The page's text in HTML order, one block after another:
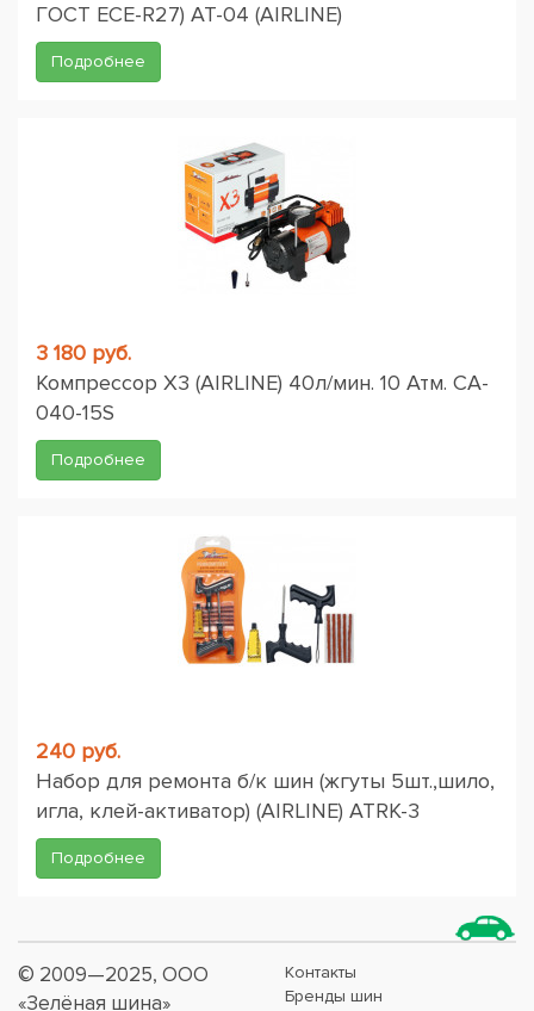
ГОСТ ЕСЕ-R27) AT-04 (AIRLINE)
Подробнее
3 180 руб.
Компрессор X3 (AIRLINE) 40л/мин. 10 Атм. CA-
040-15S
Подробнее
240 руб.
Набор для ремонта б/к шин (жгуты 5шт.,шило,
игла, клей-активатор) (AIRLINE) ATRK-3
Подробнее
© 2009—2025, ООО
«Зелёная шина»
Контакты
Бренды шин